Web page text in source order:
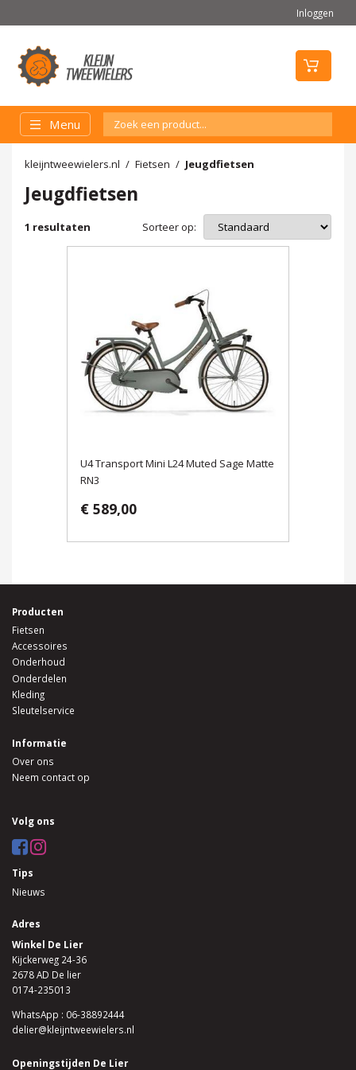
Inloggen
Menu
kleijntweewielers.nl Fietsen Jeugdfietsen
Jeugdfietsen
1 resultaten Sorteer op:
U4 Transport Mini L24 Muted Sage Matte
RN3
€ 589,00
Producten
Fietsen
Accessoires
Onderhoud
Onderdelen
Kleding
Sleutelservice
Informatie
Over ons
Neem contact op
Volg ons
Tips
Nieuws
Adres
Winkel De Lier
Kijckerweg 24-36
2678 AD De lier
0174-235013
WhatsApp : 06-38892444
delier@kleijntweewielers.nl
Openingstijden De Lier